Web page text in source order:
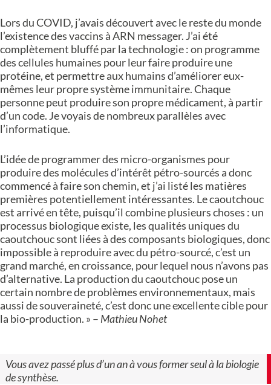
Lors du COVID, j’avais découvert avec le reste du monde
l’existence des vaccins à ARN messager. J’ai été
complètement bluffé par la technologie : on programme
des cellules humaines pour leur faire produire une
protéine, et permettre aux humains d’améliorer eux-
mêmes leur propre système immunitaire. Chaque
personne peut produire son propre médicament, à partir
d’un code. Je voyais de nombreux parallèles avec
l’informatique.
L’idée de programmer des micro-organismes pour
produire des molécules d’intérêt pétro-sourcés a donc
commencé à faire son chemin, et j’ai listé les matières
premières potentiellement intéressantes. Le caoutchouc
est arrivé en tête, puisqu’il combine plusieurs choses : un
processus biologique existe, les qualités uniques du
caoutchouc sont liées à des composants biologiques, donc
impossible à reproduire avec du pétro-sourcé, c’est un
grand marché, en croissance, pour lequel nous n’avons pas
d’alternative. La production du caoutchouc pose un
certain nombre de problèmes environnementaux, mais
aussi de souveraineté, c’est donc une excellente cible pour
la bio-production. » – Mathieu Nohet
Vous avez passé plus d’un an à vous former seul à la biologie
de synthèse.